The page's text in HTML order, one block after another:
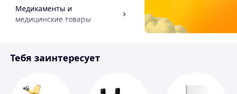
Медикаменты и
медицинские товары
Инструмент
Тебя заинтересует